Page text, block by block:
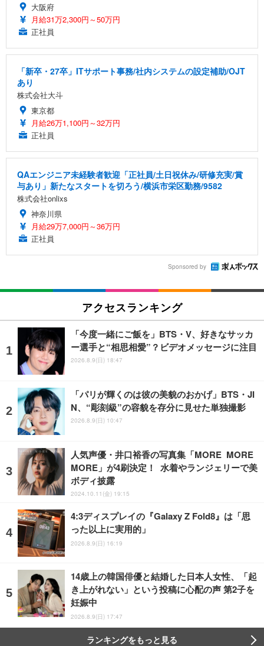
大阪府
月給31万2,300円～50万円
正社員
「新卒・27卒」ITサポート事務/社内システムの設定補助/OJT
あり
株式会社大斗
東京都
月給26万1,100円～32万円
正社員
QAエンジニア未経験者歓迎「正社員/土日祝休み/研修充実/賞
与あり」新たなスタートを切ろう/横浜市栄区勤務/9582
株式会社onlixs
神奈川県
月給29万7,000円～36万円
正社員
Sponsored by
アクセスランキング
「今度一緒にご飯を」BTS・V、好きなサッカ
ー選手と“相思相愛”？ビデオメッセージに注目
2026.8.9(日) 18:47
「パリが輝くのは彼の美貌のおかげ」BTS・JI
N、“彫刻級”の容貌を存分に見せた単独撮影
2026.8.9(日) 10:47
人気声優・井口裕香の写真集「MORE MORE
MORE」が4刷決定！ 水着やランジェリーで美
ボディ披露
2024.10.11(金) 19:15
4:3ディスプレイの『Galaxy Z Fold8』は「思
った以上に実用的」
2026.8.9(日) 16:19
14歳上の韓国俳優と結婚した日本人女性、「起
き上がれない」という投稿に心配の声 第2子を
妊娠中
2026.8.9(日) 17:47
ランキングをもっと見る